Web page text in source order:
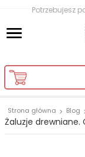
Potrzebujesz
Strona główna Blog
Żaluzje